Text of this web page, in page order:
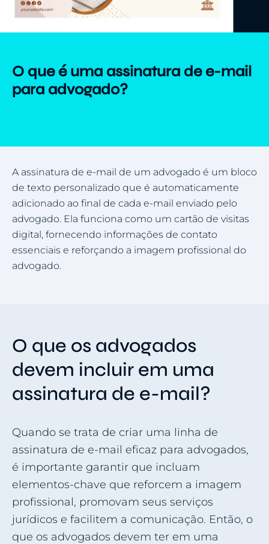
O que é uma assinatura de e-mail
para advogado?
A assinatura de e-mail de um advogado é um bloco
de texto personalizado que é automaticamente
adicionado ao final de cada e-mail enviado pelo
advogado. Ela funciona como um cartão de visitas
digital, fornecendo informações de contato
essenciais e reforçando a imagem profissional do
advogado.
O que os advogados
devem incluir em uma
assinatura de e-mail?
Quando se trata de criar uma linha de
assinatura de e-mail eficaz para advogados,
é importante garantir que incluam
elementos-chave que reforcem a imagem
profissional, promovam seus serviços
jurídicos e facilitem a comunicação. Então, o
que os advogados devem ter em uma